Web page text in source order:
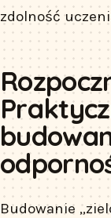
zdolność
Budowanie